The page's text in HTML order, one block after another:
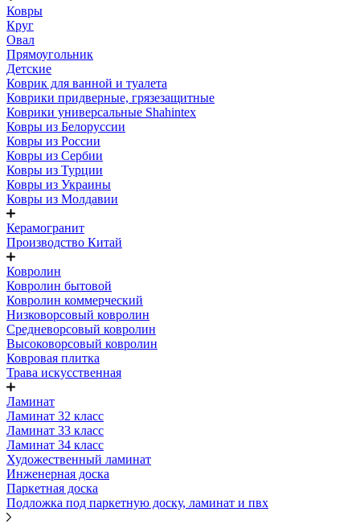
Ковры
Круг
Овал
Прямоугольник
Детские
Коврик для ванной и туалета
Коврики придверные, грязезащитные
Коврики универсальные Shahintex
Ковры из Белоруссии
Ковры из России
Ковры из Сербии
Ковры из Турции
Ковры из Украины
Ковры из Молдавии
Керамогранит
Производство Китай
Ковролин
Ковролин бытовой
Ковролин коммерческий
Низковорсовый ковролин
Средневорсовый ковролин
Высоковорсовый ковролин
Ковровая плитка
Трава искусственная
Ламинат
Ламинат 32 класс
Ламинат 33 класс
Ламинат 34 класс
Художественный ламинат
Инженерная доска
Паркетная доска
Подложка под паркетную доску, ламинат и пвх